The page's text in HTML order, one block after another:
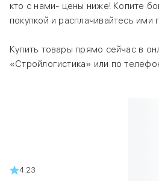
кто с нами- цены ниже! Копите
покупкой и расплачивайтесь
Купить товары прямо сейчас в
«Стройлогистика» или по
4.23